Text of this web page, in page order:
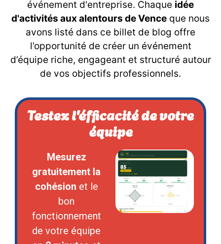
événement d'entreprise. Chaque idée
d'activités aux alentours de Vence que nous
avons listé dans ce billet de blog offre
l’opportunité de créer un événement
d’équipe riche, engageant et structuré autour
de vos objectifs professionnels.
Testez l'éfficacité de votre
équipe
Mesurez
gratuitement la
cohésion et le
bon
fonctionnement
de votre équipe